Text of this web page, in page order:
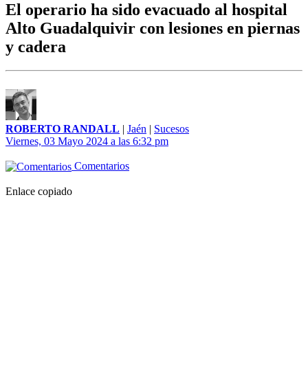
El operario ha sido evacuado al hospital
Alto Guadalquivir con lesiones en piernas
y cadera
ROBERTO RANDALL | Jaén | Sucesos
Viernes, 03 Mayo 2024 a las 6:32 pm
Comentarios
Enlace copiado